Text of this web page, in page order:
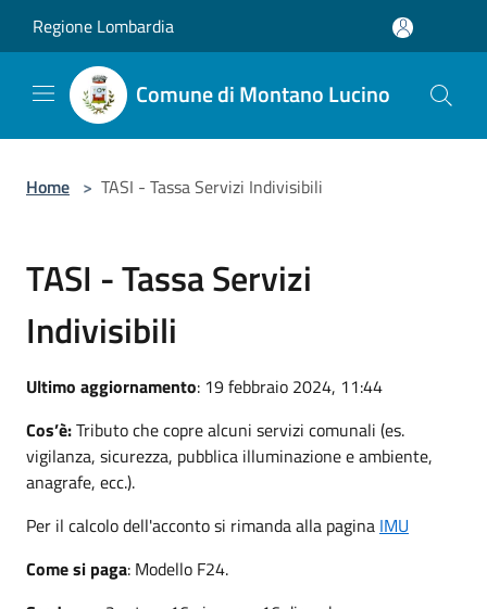
Regione Lombardia
Comune di Montano Lucino
Home > TASI - Tassa Servizi Indivisibili
TASI - Tassa Servizi
Indivisibili
Ultimo aggiornamento: 19 febbraio 2024, 11:44
Cos’è:Tributo che copre alcuni servizi comunali (es.
vigilanza, sicurezza, pubblica illuminazione e ambiente,
anagrafe, ecc.).
Per il calcolo dell'acconto si rimanda alla pagina IMU
Come si paga: Modello F24.